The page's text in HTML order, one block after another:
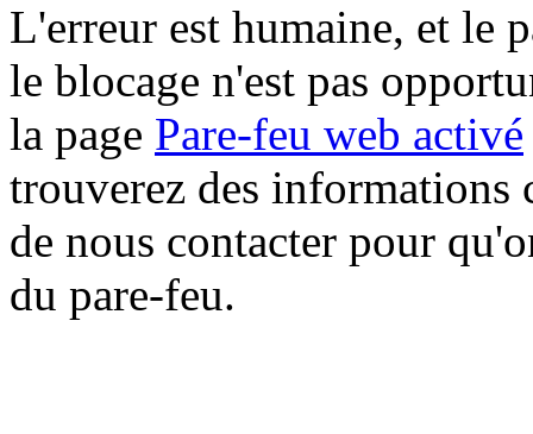
L'erreur est humaine, et le
le blocage n'est pas
la page Pare-feu web activé
trouverez des informations
de nous contacter pour
du pare-feu.